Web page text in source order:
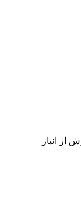
از انبار